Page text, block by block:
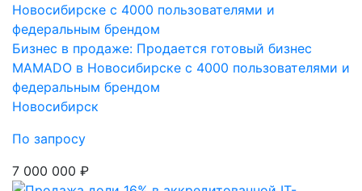
Бизнес в продаже: Продается готовый бизнес
MAMADO в Новосибирске с 4000 пользователями и
федеральным брендом
Новосибирск
По запросу
7 000 000 ₽